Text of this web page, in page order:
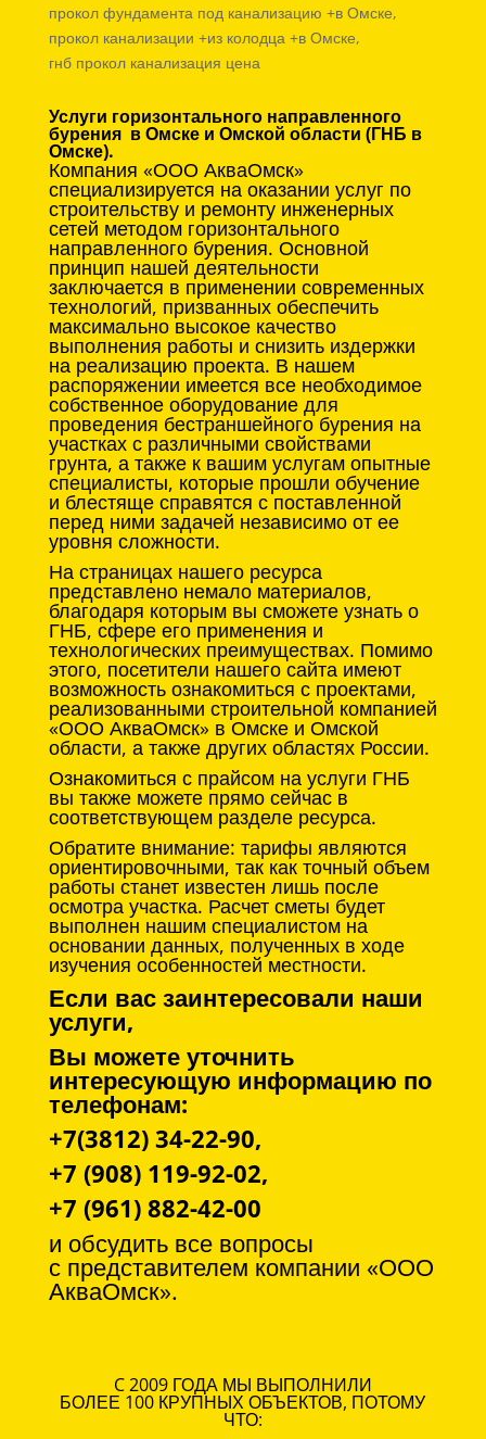
прокол фундамента под канализацию +в Омске,
прокол канализации +из колодца +в Омске,
гнб прокол канализация цена
Услуги горизонтального направленного
бурения в Омске и Омской области (ГНБ в
Омске).
Компания «ООО АкваОмск»
специализируется на оказании услуг по
строительству и ремонту инженерных
сетей методом горизонтального
направленного бурения. Основной
принцип нашей деятельности
заключается в применении современных
технологий, призванных обеспечить
максимально высокое качество
выполнения работы и снизить издержки
на реализацию проекта. В нашем
распоряжении имеется все необходимое
собственное оборудование для
проведения бестраншейного бурения на
участках с различными свойствами
грунта, а также к вашим услугам опытные
специалисты, которые прошли обучение
и блестяще справятся с поставленной
перед ними задачей независимо от ее
уровня сложности.
На страницах нашего ресурса
представлено немало материалов,
благодаря которым вы сможете узнать о
ГНБ, сфере его применения и
технологических преимуществах. Помимо
этого, посетители нашего сайта имеют
возможность ознакомиться с проектами,
реализованными строительной компанией
«ООО АкваОмск» в Омске и Омской
области, а также других областях России.
Ознакомиться с прайсом на услуги ГНБ
вы также можете прямо сейчас в
соответствующем разделе ресурса.
Обратите внимание: тарифы являются
ориентировочными, так как точный объем
работы станет известен лишь после
осмотра участка. Расчет сметы будет
выполнен нашим специалистом на
основании данных, полученных в ходе
изучения особенностей местности.
Если вас заинтересовали наши
услуги,
Вы можете уточнить
интересующую информацию по
телефонам:
+7(3812) 34-22-90,
+7 (908) 119-92-02,
+7 (961) 882-42-00
и обсудить все вопросы
с представителем компании «ООО
АкваОмск».
C 2009 ГОДА МЫ ВЫПОЛНИЛИ
БОЛЕЕ 100 КРУПНЫХ ОБЪЕКТОВ, ПОТОМУ
ЧТО: